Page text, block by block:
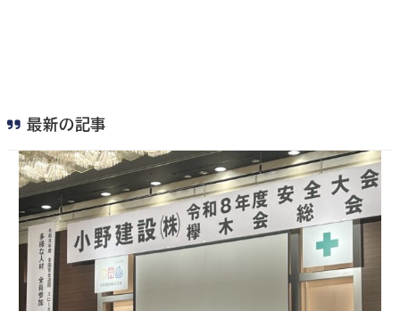
最新の記事